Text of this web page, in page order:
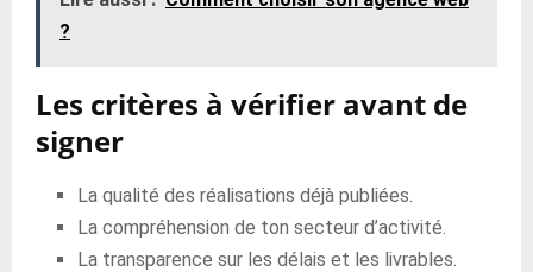
?
Les critères à vérifier avant de
signer
La qualité des réalisations déjà publiées.
La compréhension de ton secteur d’activité.
La transparence sur les délais et les livrables.